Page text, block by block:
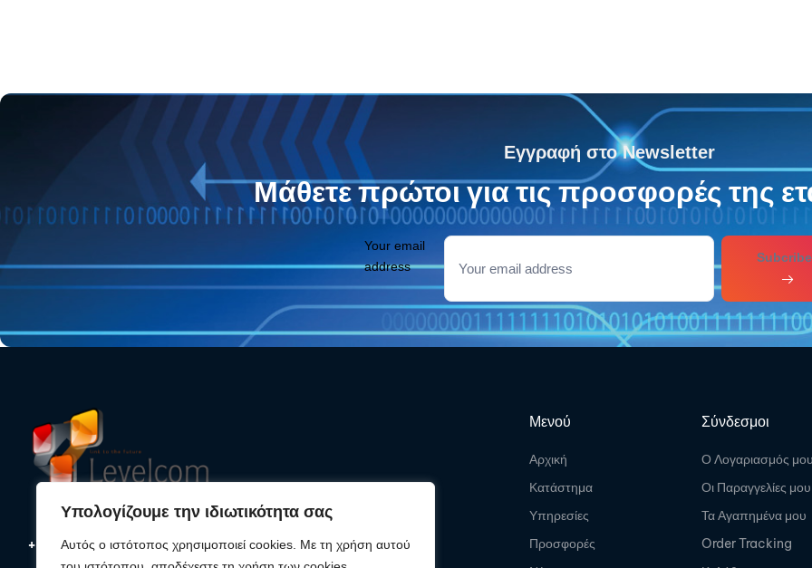
Υπολογίζουμε την ιδιωτικότητα σας
Αυτός ο ιστότοπος χρησιμοποιεί cookies. Με τη χρήση αυτού
Εγγραφή στο Newsletter
Μάθετε πρώτοι για τις προσφορές της
Your email
address
+30 210 25 33 620
Μενού
Αρχική
Κατάστημα
Υπηρεσίες
Προσφορές
Σύνδεσμοι
Ο Λογαριασμός μου
Οι Παραγγελίες μου
Τα Αγαπημένα μου
Order Tracking